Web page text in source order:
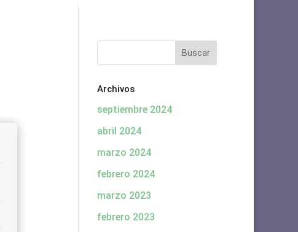
Archivos
septiembre 2024
abril 2024
marzo 2024
febrero 2024
marzo 2023
febrero 2023